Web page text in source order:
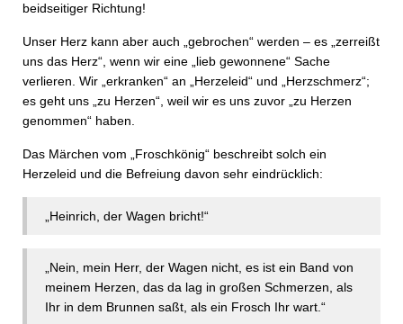
beidseitiger Richtung!
Unser Herz kann aber auch „gebrochen“ werden – es „zerreißt
uns das Herz“, wenn wir eine „lieb gewonnene“ Sache
verlieren. Wir „erkranken“ an „Herzeleid“ und „Herzschmerz“;
es geht uns „zu Herzen“, weil wir es uns zuvor „zu Herzen
genommen“ haben.
Das Märchen vom „Froschkönig“ beschreibt solch ein
Herzeleid und die Befreiung davon sehr eindrücklich:
„Heinrich, der Wagen bricht!“
„Nein, mein Herr, der Wagen nicht, es ist ein Band von
meinem Herzen, das da lag in großen Schmerzen, als
Ihr in dem Brunnen saßt, als ein Frosch Ihr wart.“